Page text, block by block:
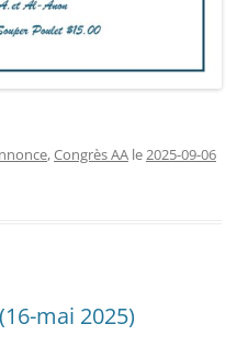
,Congrès AA le2025-09-06
mai 2025)